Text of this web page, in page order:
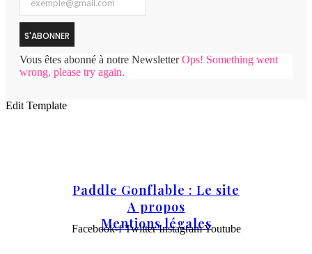
S'ABONNER
Vous êtes abonné à notre Newsletter Ops! Something went
wrong, please try again.
Edit Template
Paddle Gonflable : Le site
A propos
Mentions légales
Facebook-f Twitter InstagramYoutube